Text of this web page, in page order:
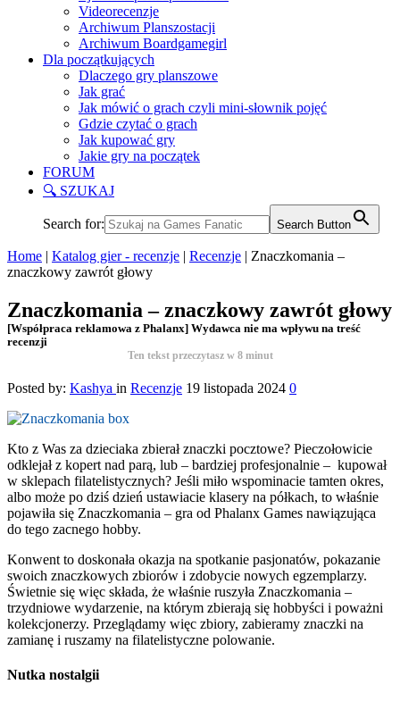
Videorecenzje
Archiwum Planszostacji
Archiwum Boardgamegirl
Dla początkujących
Dlaczego gry planszowe
Jak grać
Jak mówić o grach czyli mini-słownik pojęć
Gdzie czytać o grach
Jak kupować gry
Jakie gry na początek
FORUM
🔍 SZUKAJ
Search for: Search Button
Home | Katalog gier - recenzje | Recenzje | Znaczkomania –
znaczkowy zawrót głowy
Znaczkomania – znaczkowy zawrót głowy
[Współpraca reklamowa z Phalanx] Wydawca nie ma wpływu na treść
recenzji
Ten tekst przeczytasz w 8 minut
Posted by: Kashya in Recenzje 19 listopada 2024 0
Kto z Was za dzieciaka zbierał znaczki pocztowe? Pieczołowicie
odklejał z kopert nad parą, lub – bardziej profesjonalnie – kupował
w sklepach filatelistycznych? Jeśli miło wspominacie tamten okres,
albo może po dziś dzień ustawiacie klasery na półkach, to właśnie
pojawiła się Znaczkomania – gra od Phalanx Games nawiązująca
do tego zacnego hobby.
Konwent to doskonała okazja na spotkanie pasjonatów, pokazanie
swoich znaczkowych zbiorów i zdobycie nowych egzemplarzy.
Świetnie się więc składa, że właśnie ruszyła Znaczkomania –
trzydniowe wydarzenie, na którym zbierają się hobbyści i poważni
kolekcjonerzy. Przeglądamy więc zbiory, zabieramy znaczki na
zamianę i ruszamy na filatelistyczne polowanie.
Nutka nostalgii